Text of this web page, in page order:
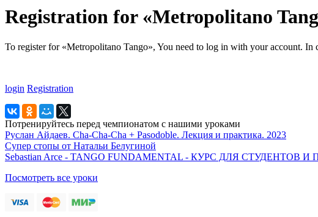
Registration for «Metropolitano
To register for «Metropolitano Tango», You need to log in with your account. In
login Registration
Потренируйтесь перед чемпионатом с нашими уроками
Руслан Айдаев. Cha-Cha-Cha + Pasodoble. Лекция и практика. 2023
Супер стопы от Натальи Белугиной
Sebastian Arce - TANGO FUNDAMENTAL - КУРС ДЛЯ
Посмотреть все уроки